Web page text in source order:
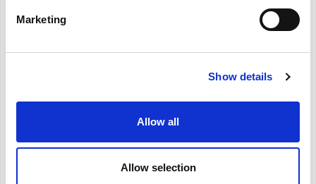
Marketing
Show details
Allow all
Allow selection
Μέγιστη απορροφούμενη ισχύς:
Επίπεδο μέγιστης ηχητικής ισχύοςdB (A): 57
Μεγάλη χωρητικότητα δοχείου:8 lt
Ψηφιακός πίνακας ελέγχου με οθόνη LED και
πλήκτρα αφής
Μηχανοκίνητα πτερύγια
για κατεύθυνση της